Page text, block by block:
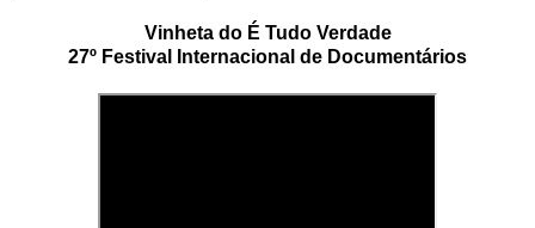
Vinheta do É Tudo Verdade
27º Festival Internacional de Documentários